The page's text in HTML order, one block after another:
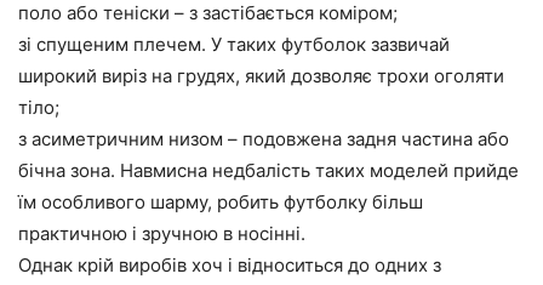
поло або теніски – з застібається коміром;
зі спущеним плечем. У таких футболок зазвичай
широкий виріз на грудях, який дозволяє трохи оголяти
тіло;
з асиметричним низом – подовжена задня частина або
бічна зона. Навмисна недбалість таких моделей прийде
їм особливого шарму, робить футболку більш
практичною і зручною в носінні.
Однак крій виробів хоч і відноситься до одних з